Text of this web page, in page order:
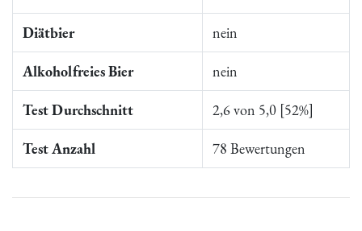
Diätbier nein
Alkoholfreies Bier nein
Test Durchschnitt 2,6 von 5,0 [52%]
Test Anzahl 78 Bewertungen